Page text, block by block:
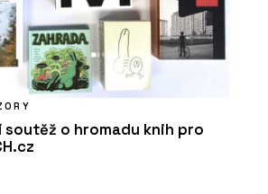
soutěž o hromadu knih pro